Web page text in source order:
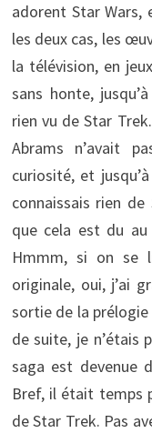
adorent Star Wars,
les deux cas, les
la télévision, en
sans honte,
rien vu de Star
Abrams n’avait
curiosité, et
connaissais rien
que cela est du
Hmmm, si on se
originale, oui, j’ai
sortie de la
de suite, je n’étais
saga est devenue
Bref, il était temps
de Star Trek. Pas